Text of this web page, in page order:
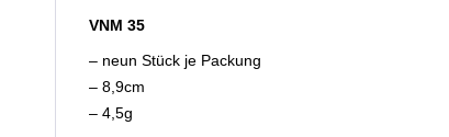
VNM 35
– neun Stück je Packung
– 8,9cm
– 4,5g